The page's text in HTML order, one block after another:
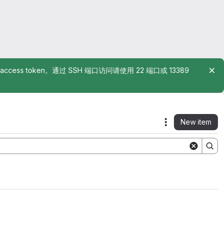
token。通过 SSH 端口访问请使用 22 端口或 13389
Actions
New item